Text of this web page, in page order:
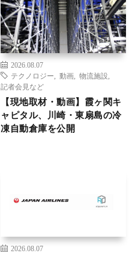
2026.08.07
テクノロジー
動画 物流施設
記者会見など
【現地取材・動画】霞ヶ関キ
ャピタル、川崎・東扇島の冷
凍自動倉庫を公開
2026.08.07